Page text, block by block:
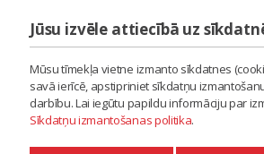
Jūsu izvēle attiecībā uz
Mūsu tīmekļa vietne izmanto sīkdatnes
savā ierīcē, apstipriniet sīkdatņu
darbību. Lai iegūtu papildu informāciju par
Sīkdatņu izmantošanas politika.